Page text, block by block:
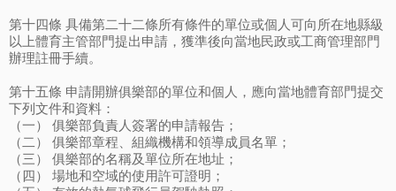
第十四條 具備第二十二條所有條件的單位或個人可向所在地縣級
以上體育主管部門提出申請，獲準後向當地民政或工商管理部門
辦理註冊手續。
第十五條 申請開辦俱樂部的單位和個人，應向當地體育部門提交
下列文件和資料：
（一） 俱樂部負責人簽署的申請報告；
（二） 俱樂部章程、組織機構和領導成員名單；
（三） 俱樂部的名稱及單位所在地址；
（四） 場地和空域的使用許可證明；